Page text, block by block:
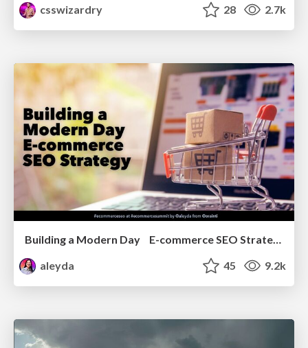
csswizardry
28 2.7k
Building a Modern Day E-commerce SEO Strategy
aleyda
45 9.2k